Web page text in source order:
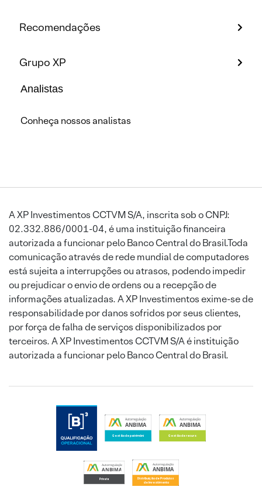
Recomendações
Grupo XP
Analistas
Conheça nossos analistas
A XP Investimentos CCTVM S/A, inscrita sob o CNPJ:
02.332.886/0001-04, é uma instituição financeira
autorizada a funcionar pelo Banco Central do Brasil.Toda
comunicação através de rede mundial de computadores
está sujeita a interrupções ou atrasos, podendo impedir
ou prejudicar o envio de ordens ou a recepção de
informações atualizadas. A XP Investimentos exime-se de
responsabilidade por danos sofridos por seus clientes,
por força de falha de serviços disponibilizados por
terceiros. A XP Investimentos CCTVM S/A é instituição
autorizada a funcionar pelo Banco Central do Brasil.